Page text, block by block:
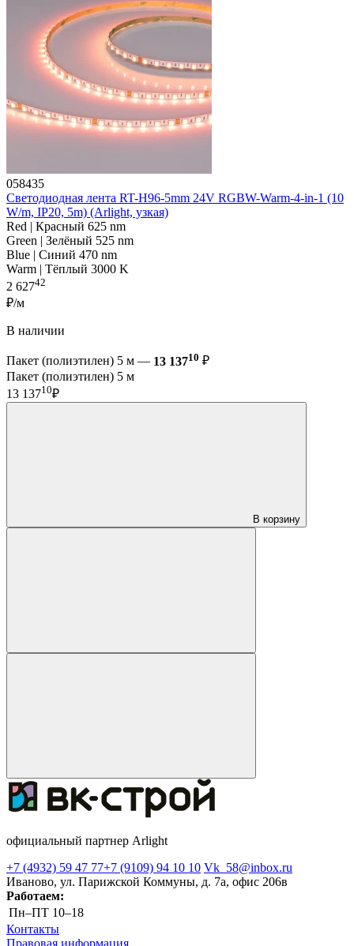
058435
Светодиодная лента RT-H96-5mm 24V RGBW-Warm-4-in-1 (10
W/m, IP20, 5m) (Arlight, узкая)
Red | Красный 625 nm
Green | Зелёный 525 nm
Blue | Синий 470 nm
Warm | Тёплый 3000 K
2 62742
₽/м
В наличии
Пакет (полиэтилен) 5 м — 13 13710 ₽
Пакет (полиэтилен) 5 м
13 13710₽
В корзину
официальный партнер Arlight
+7 (4932) 59 47 77+7 (9109) 94 10 10 Vk_58@inbox.ru
Иваново, ул. Парижской Коммуны, д. 7а, офис 206в
Работаем:
Пн–ПТ 10–18
Контакты
Правовая информация